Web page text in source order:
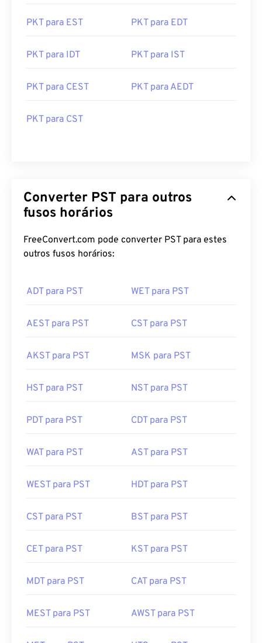
PKT para EST PKT para EDT
PKT para IDT PKT para IST
PKT para CEST PKT para AEDT
PKT para CST
Converter PST para outros
fusos horários
FreeConvert.com pode converter PST para estes
outros fusos horários:
ADT para PST WET para PST
AEST para PST CST para PST
AKST para PST MSK para PST
HST para PST NST para PST
PDT para PST CDT para PST
WAT para PST AST para PST
WEST para PST HDT para PST
CST para PST BST para PST
CET para PST KST para PST
MDT para PST CAT para PST
MEST para PST AWST para PST